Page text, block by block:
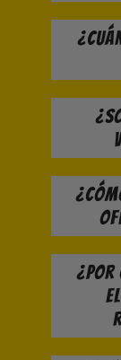
¿Por